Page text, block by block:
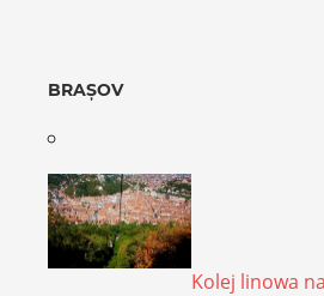
BRAȘOV
Kolej linowa